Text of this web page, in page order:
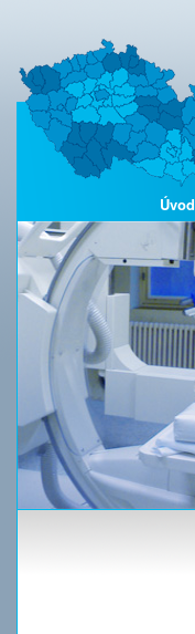
Úvod